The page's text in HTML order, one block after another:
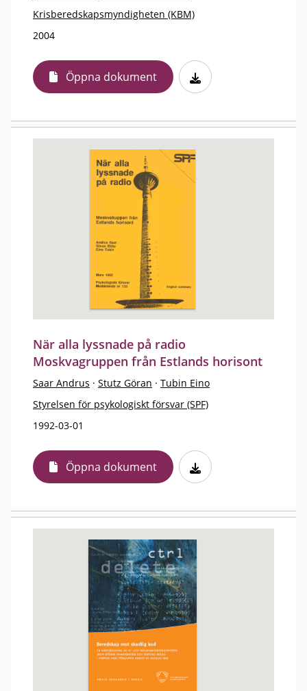
Krisberedskapsmyndigheten (KBM)
2004
Öppna dokument
När alla lyssnade på radio
Moskvagruppen från Estlands horisont
Saar Andrus · Stutz Göran · Tubin Eino
Styrelsen för psykologiskt försvar (SPF)
1992-03-01
Öppna dokument